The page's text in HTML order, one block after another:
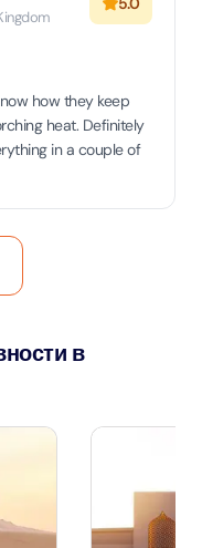
how they keep
heat. Definitely
in a couple of
в